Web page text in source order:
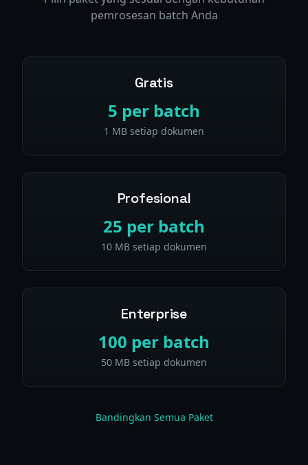
pemrosesan batch Anda
Gratis
5 per batch
1 MB setiap dokumen
Profesional
25 per batch
10 MB setiap dokumen
Enterprise
100 per batch
50 MB setiap dokumen
Bandingkan Semua Paket